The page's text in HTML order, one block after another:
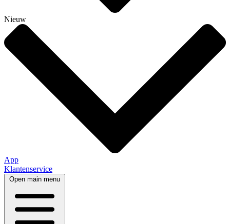
Nieuw
App
Klantenservice
Open main menu